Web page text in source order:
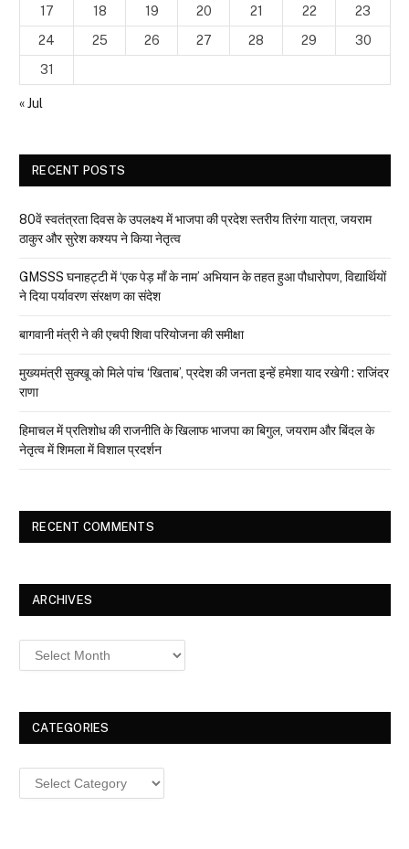
17
18 19 20 21 22
23
24
25 26 27 28 29
30
31
« Jul
RECENT POSTS
80वें स्वतंत्रता दिवस के उपलक्ष्य में भाजपा की प्रदेश स्तरीय तिरंगा यात्रा, जयराम
ठाकुर और सुरेश कश्यप ने किया नेतृत्व
GMSSS घनाहट्टी में ‘एक पेड़ माँ के नाम’ अभियान के तहत हुआ पौधारोपण, विद्यार्थियों
ने दिया पर्यावरण संरक्षण का संदेश
बागवानी मंत्री ने की एचपी शिवा परियोजना की समीक्षा
मुख्यमंत्री सुक्खू को मिले पांच ‘खिताब’, प्रदेश की जनता इन्हें हमेशा याद रखेगी : राजिंदर
राणा
हिमाचल में प्रतिशोध की राजनीति के खिलाफ भाजपा का बिगुल, जयराम और बिंदल के
नेतृत्व में शिमला में विशाल प्रदर्शन
RECENT COMMENTS
ARCHIVES
Archives
CATEGORIES
Categories